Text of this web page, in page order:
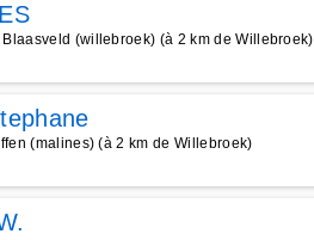
Blaasveld (willebroek) (à 2 km de Willebroek)
(malines) (à 2 km de Willebroek)